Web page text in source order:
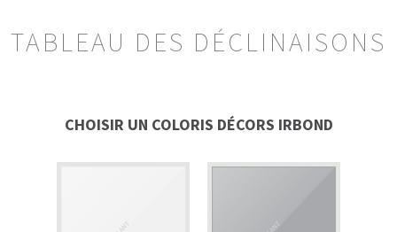
TABLEAU DES DÉCLINAISONS
CHOISIR UN COLORIS DÉCORS IRBOND